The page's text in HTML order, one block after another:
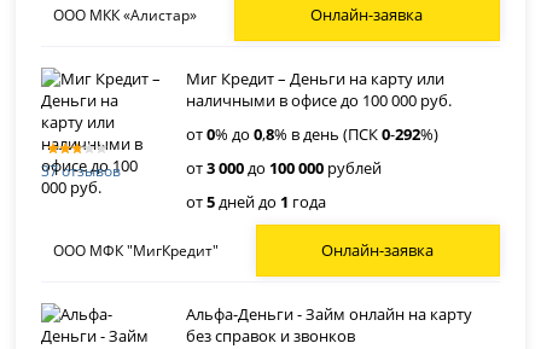
ООО МКК «Алистар» Онлайн-заявка
37 отзывов
Миг Кредит – Деньги на карту или
наличными в офисе до 100 000 руб.
от0% до0,8% в день (ПСК0-292%)
от3 000до 100 000 рублей
от5дней до 1 года
ООО МФК "МигКредит" Онлайн-заявка
Альфа-Деньги - Займ онлайн на карту
без справок и звонков